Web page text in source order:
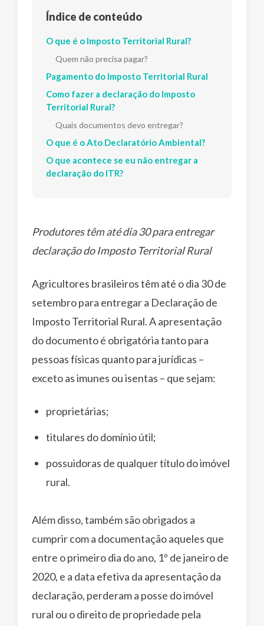
Índice de conteúdo
O que é o Imposto Territorial Rural?
Quem não precisa pagar?
Pagamento do Imposto Territorial Rural
Como fazer a declaração do Imposto
Territorial Rural?
Quais documentos devo entregar?
O que é o Ato Declaratório Ambiental?
O que acontece se eu não entregar a
declaração do ITR?
Produtores têm até dia 30 para entregar
declaração do Imposto Territorial Rural
Agricultores brasileiros têm até o dia 30 de
setembro para entregar a Declaração de
Imposto Territorial Rural. A apresentação
do documento é obrigatória tanto para
pessoas físicas quanto para jurídicas –
exceto as imunes ou isentas – que sejam:
proprietárias;
titulares do domínio útil;
possuidoras de qualquer título do imóvel
rural.
Além disso, também são obrigados a
cumprir com a documentação aqueles que
entre o primeiro dia do ano, 1º de janeiro de
2020, e a data efetiva da apresentação da
declaração, perderam a posse do imóvel
rural ou o direito de propriedade pela